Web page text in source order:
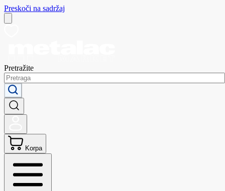
Preskoči na sadržaj
Pretražite
Korpa